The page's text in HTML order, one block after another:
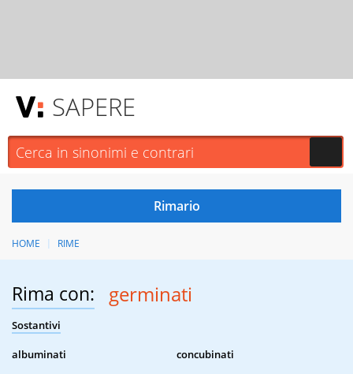
SAPERE
HOME RIME
Rima con: germinati
Sostantivi
albuminati
concubinati